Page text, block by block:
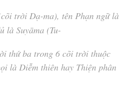
trời Dạ-ma), tên Phạn ngữ là
là Suyāma (Tu-
thứ ba trong 6 cõi trời thuộc
là Diễm thiên hay Thiện phân